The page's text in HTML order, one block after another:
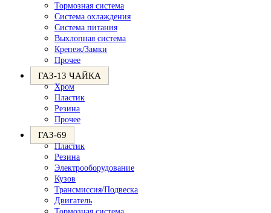
Тормозная система
Система охлаждения
Система питания
Выхлопная система
Крепеж/Замки
Прочее
ГАЗ-13 ЧАЙКА
Хром
Пластик
Резина
Прочее
ГАЗ-69
Пластик
Резина
Электрооборудование
Кузов
Трансмиссия/Подвеска
Двигатель